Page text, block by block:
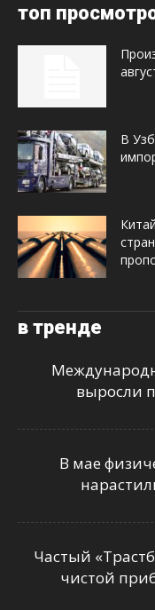
топ
В
в тренде
выросли
В мае
Частый
чистой